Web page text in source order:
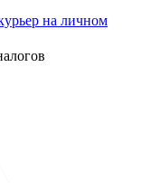
на личном